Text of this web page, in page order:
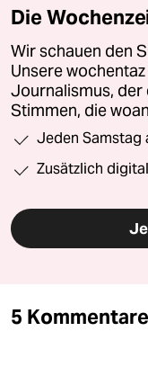
Die
Wir schauen den
Unsere
Journalismus, der
Stimmen, die
Jeden Samstag
Zusätzlich
5 Kommentare